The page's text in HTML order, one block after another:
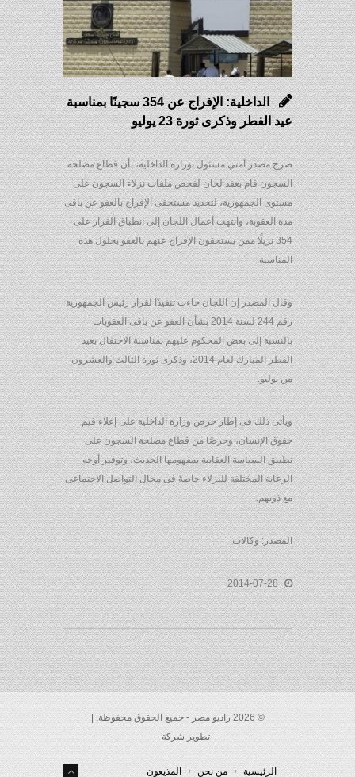
الداخلية: الإفراج عن 354 سجينًا بمناسبة
عيد الفطر وذكرى ثورة 23 يوليو
صرح مصدر أمني مسئول بوزارة الداخلية، بأن قطاع مصلحة
السجون قام بعقد لجان لفحص ملفات نزلاء السجون على
مستوى الجمهورية، لتحديد مستحقى الإفراج بالعفو عن باقى
مدة العقوبة، وانتهت أعمال اللجان إلى انطباق القرار على
354 نزيلًا ممن يستحقون الإفراج عنهم بالعفو بحلول هذه
المناسبة.
وقال المصدر إن اللجان جاءت تنفيذًا لقرار رئيس الجمهورية
رقم 244 لسنة 2014 بشأن العفو عن باقى العقوبات
بالنسبة إلى بعض المحكوم عليهم بمناسبة الاحتفال بعيد
الفطر المبارك لعام 2014، وذكرى ثورة الثالث والعشرون
من يوليو.
ويأتى ذلك فى إطار حرص وزارة الداخلية على إعلاء قيم
حقوق الإنسان، وحرصًا من قطاع مصلحة السجون على
تطبيق السياسة العقابية بمفهومها الحديث، وتوفير أوجه
الرعاية المختلفة للنزلاء خاصةً فى مجال التواصل الاجتماعى
مع ذويهم.
المصدر: وكالات
2014-07-28
© 2026 راديو مصر - جميع الحقوق محفوظة. |
تطوير شركة
الرئيسية من نحن المذيعون